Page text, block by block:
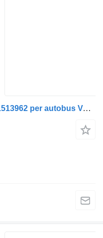
Volano Volvo B5LH (01.08-) 21513962 per autobus Volvo B5LH, B0E (2008-)